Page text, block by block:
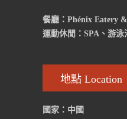
餐廳：Phénix Eatery
運動休閒：SPA、游泳
地點 Location
國家：中國